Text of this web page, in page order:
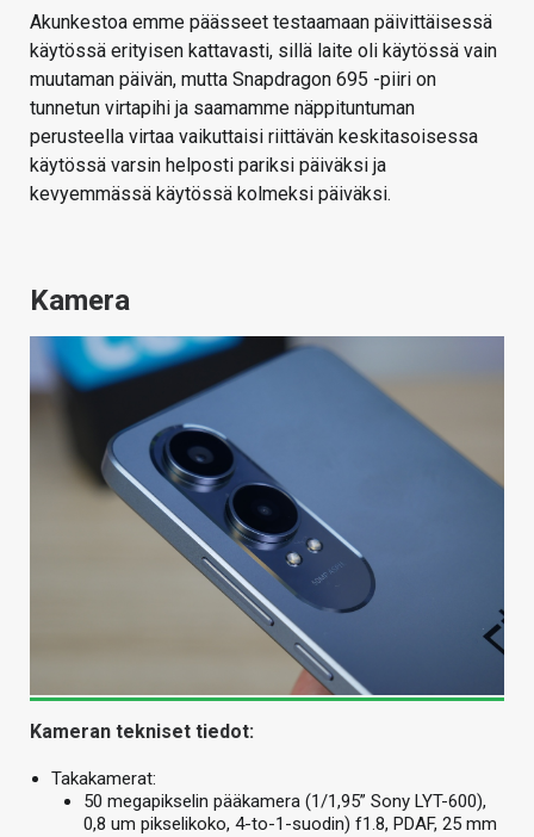
Akunkestoa emme päässeet testaamaan päivittäisessä
käytössä erityisen kattavasti, sillä laite oli käytössä vain
muutaman päivän, mutta Snapdragon 695 -piiri on
tunnetun virtapihi ja saamamme näppituntuman
perusteella virtaa vaikuttaisi riittävän keskitasoisessa
käytössä varsin helposti pariksi päiväksi ja
kevyemmässä käytössä kolmeksi päiväksi.
Kamera
Kameran tekniset tiedot:
Takakamerat:
50 megapikselin pääkamera (1/1,95” Sony LYT-600),
0,8 um pikselikoko, 4-to-1-suodin) f1.8, PDAF, 25 mm